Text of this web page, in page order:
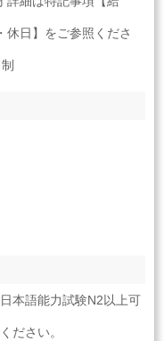
休日】をご参照くださ
本語能力試験N2以上可
ださい。